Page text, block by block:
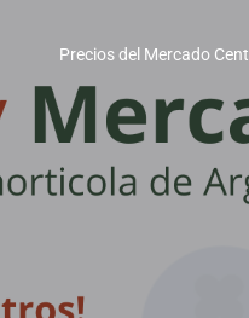
Precios del Mercado